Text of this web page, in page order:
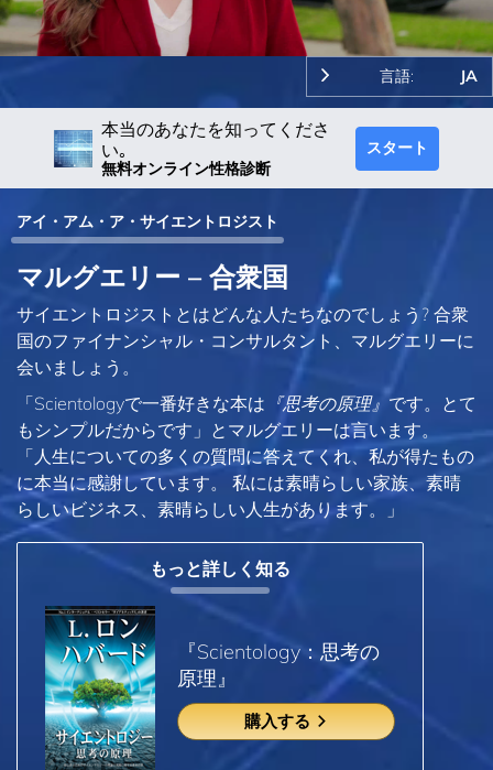
Video
言語: JA
本当のあなたを知ってくださ
い｡
無料オンライン性格診断
スタート
アイ・アム・ア・サイエントロジスト
マルグエリー – 合衆国
サイエントロジストとはどんな人たちなのでしょう? 合衆
国のファイナンシャル・コンサルタント、マルグエリーに
会いましょう。
「Scientologyで一番好きな本は 『思考の原理』 です。とて
もシンプルだからです」とマルグエリーは言います。
「人生についての多くの質問に答えてくれ、私が得たもの
に本当に感謝しています。 私には素晴らしい家族、素晴
らしいビジネス、素晴らしい人生があります。」
もっと詳しく知る
『Scientology：思考の
原理』
購入する